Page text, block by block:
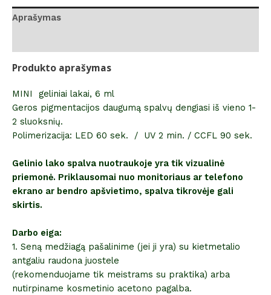
Aprašymas
Produkto aprašymas
MINI geliniai lakai, 6 ml
Geros pigmentacijos daugumą spalvų dengiasi iš vieno 1-
2 sluoksnių.
Polimerizacija: LED 60 sek. / UV 2 min. / CCFL 90 sek.
Gelinio lako spalva nuotraukoje yra tik vizualinė
priemonė. Priklausomai nuo monitoriaus ar telefono
ekrano ar bendro apšvietimo, spalva tikrovėje gali
skirtis.
Darbo eiga:
1. Seną medžiagą pašalinime (jei ji yra) su kietmetalio
antgaliu raudona juostele
(rekomenduojame tik meistrams su praktika) arba
nutirpiname kosmetinio acetono pagalba.